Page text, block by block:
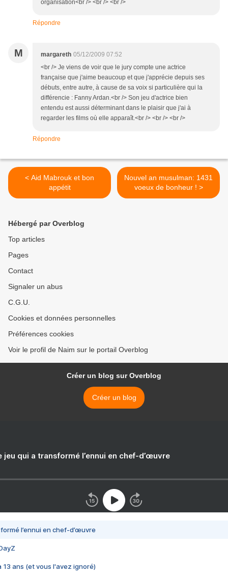
organisation<br /> <br /> <br />
Répondre
M margareth 05/12/2009 07:52
<br /> Je viens de voir que le jury compte une actrice
française que j'aime beaucoup et que j'apprécie depuis ses
débuts, entre autre, à cause de sa voix si particulière qui la
différencie : Fanny Ardan.<br /> Son jeu d'actrice bien
entendu est aussi déterminant dans le plaisir que j'ai à
regarder les films où elle apparaît.<br /> <br /> <br />
Répondre
< Aid Mabrouk et bon
appétit
Nouvel an musulman: 1431
voeux de bonheur ! >
Hébergé par Overblog
Top articles
Pages
Contact
Signaler un abus
C.G.U.
Cookies et données personnelles
Préférences cookies
Voir le profil de Naim sur le portail Overblog
Créer un blog sur Overblog
Créer un blog
jeu qui a transformé l’ennui en chef-d’œuvre
l’ennui en chef-d’œuvre
13 ans (et vous l'avez ignoré)